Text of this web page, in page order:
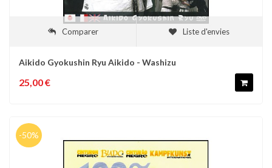
Comparer Liste d'envies
Aikido Gyokushin Ryu Aikido - Washizu
25,00 €
-50%